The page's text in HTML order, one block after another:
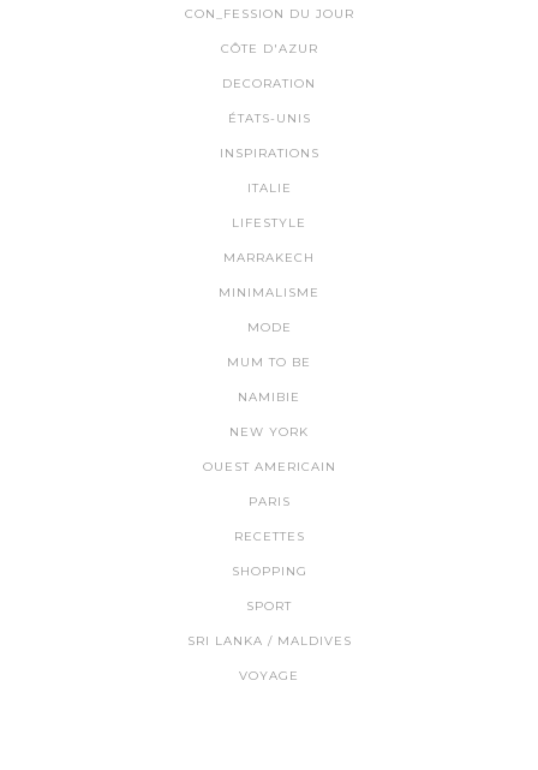
CON_FESSION DU JOUR
CÔTE D'AZUR
DECORATION
ÉTATS-UNIS
INSPIRATIONS
ITALIE
LIFESTYLE
MARRAKECH
MINIMALISME
MODE
MUM TO BE
NAMIBIE
NEW YORK
OUEST AMERICAIN
PARIS
RECETTES
SHOPPING
SPORT
SRI LANKA / MALDIVES
VOYAGE